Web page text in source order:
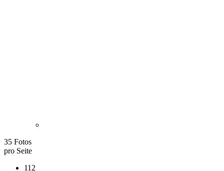
35 Fotos
pro Seite
112